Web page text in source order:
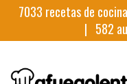
7033 recetas de
| 582